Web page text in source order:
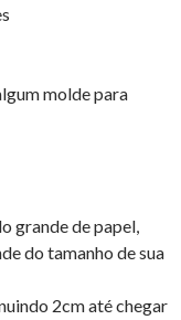
molde para
grande de papel,
do tamanho de sua
2cm até chegar